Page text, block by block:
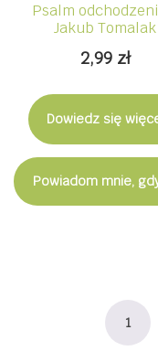
Psalm
Jakub Tomalak
2,99 zł
Dowiedz się
Powiadom mnie,
1